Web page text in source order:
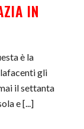
IN
è la
gli
il settanta
e [...]